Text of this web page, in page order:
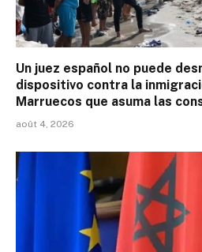
Un juez español no puede
dispositivo contra la
Marruecos que asuma las
août 4, 2026